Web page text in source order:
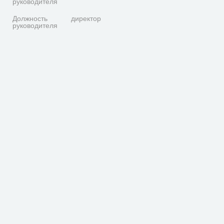
Должность
руководителя
директор